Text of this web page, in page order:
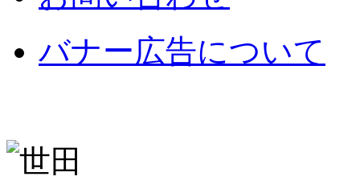
バナー広告について